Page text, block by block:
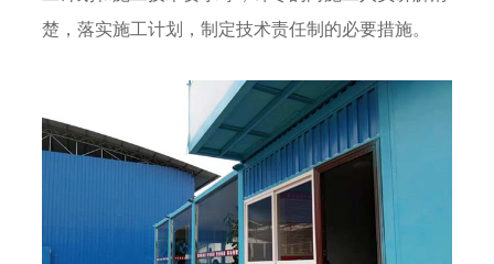
楚，落实施工计划，制定技术责任制的必要措施。